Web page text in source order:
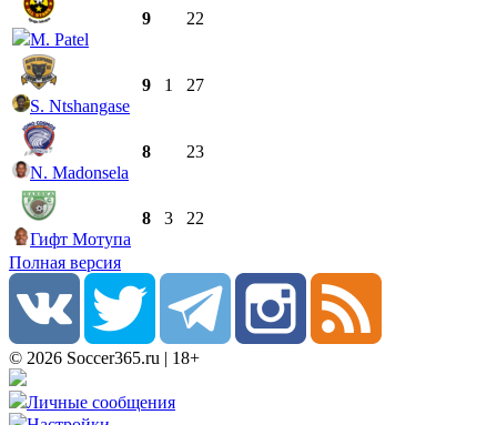
M. Patel
9 22
S. Ntshangase
9 1 27
N. Madonsela
8 23
Гифт Мотупа
8 3 22
Полная версия
© 2026 Soccer365.ru | 18+
Личные сообщения